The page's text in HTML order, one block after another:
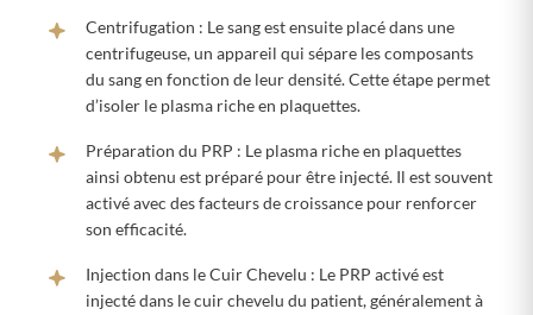
Centrifugation : Le sang est ensuite placé dans une
centrifugeuse, un appareil qui sépare les composants
du sang en fonction de leur densité. Cette étape permet
d’isoler le plasma riche en plaquettes.
Préparation du PRP : Le plasma riche en plaquettes
ainsi obtenu est préparé pour être injecté. Il est souvent
activé avec des facteurs de croissance pour renforcer
son efficacité.
Injection dans le Cuir Chevelu : Le PRP activé est
injecté dans le cuir chevelu du patient, généralement à